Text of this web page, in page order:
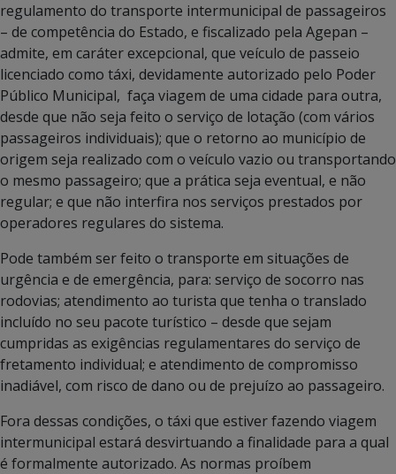
regulamento do transporte intermunicipal de passageiros
– de competência do Estado, e fiscalizado pela Agepan –
admite, em caráter excepcional, que veículo de passeio
licenciado como táxi, devidamente autorizado pelo Poder
Público Municipal, faça viagem de uma cidade para outra,
desde que não seja feito o serviço de lotação (com vários
passageiros individuais); que o retorno ao município de
origem seja realizado com o veículo vazio ou transportando
o mesmo passageiro; que a prática seja eventual, e não
regular; e que não interfira nos serviços prestados por
operadores regulares do sistema.
Pode também ser feito o transporte em situações de
urgência e de emergência, para: serviço de socorro nas
rodovias; atendimento ao turista que tenha o translado
incluído no seu pacote turístico – desde que sejam
cumpridas as exigências regulamentares do serviço de
fretamento individual; e atendimento de compromisso
inadiável, com risco de dano ou de prejuízo ao passageiro.
Fora dessas condições, o táxi que estiver fazendo viagem
intermunicipal estará desvirtuando a finalidade para a qual
é formalmente autorizado. As normas proíbem